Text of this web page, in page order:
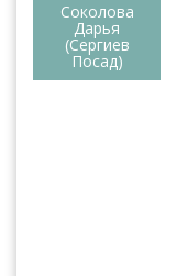
Соколова
Дарья
(Сергиев
Посад)